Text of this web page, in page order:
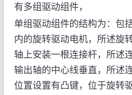
有多组驱动组件，
单组驱动组件的结构为：包
内的旋转驱动电机，所述旋
轴上安装一根连接杆，所述
输出轴的中心线垂直，所述
位置设置有凸键，位于旋转